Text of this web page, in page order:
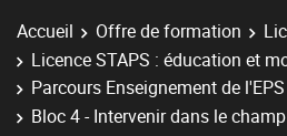
Accueil Offre de formation
Licence STAPS : éducation et
Parcours Enseignement de l'EPS
Bloc 4 - Intervenir dans le